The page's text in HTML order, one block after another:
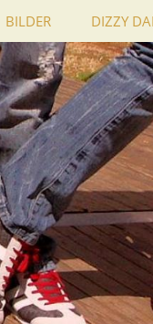
BILDER DIZZY